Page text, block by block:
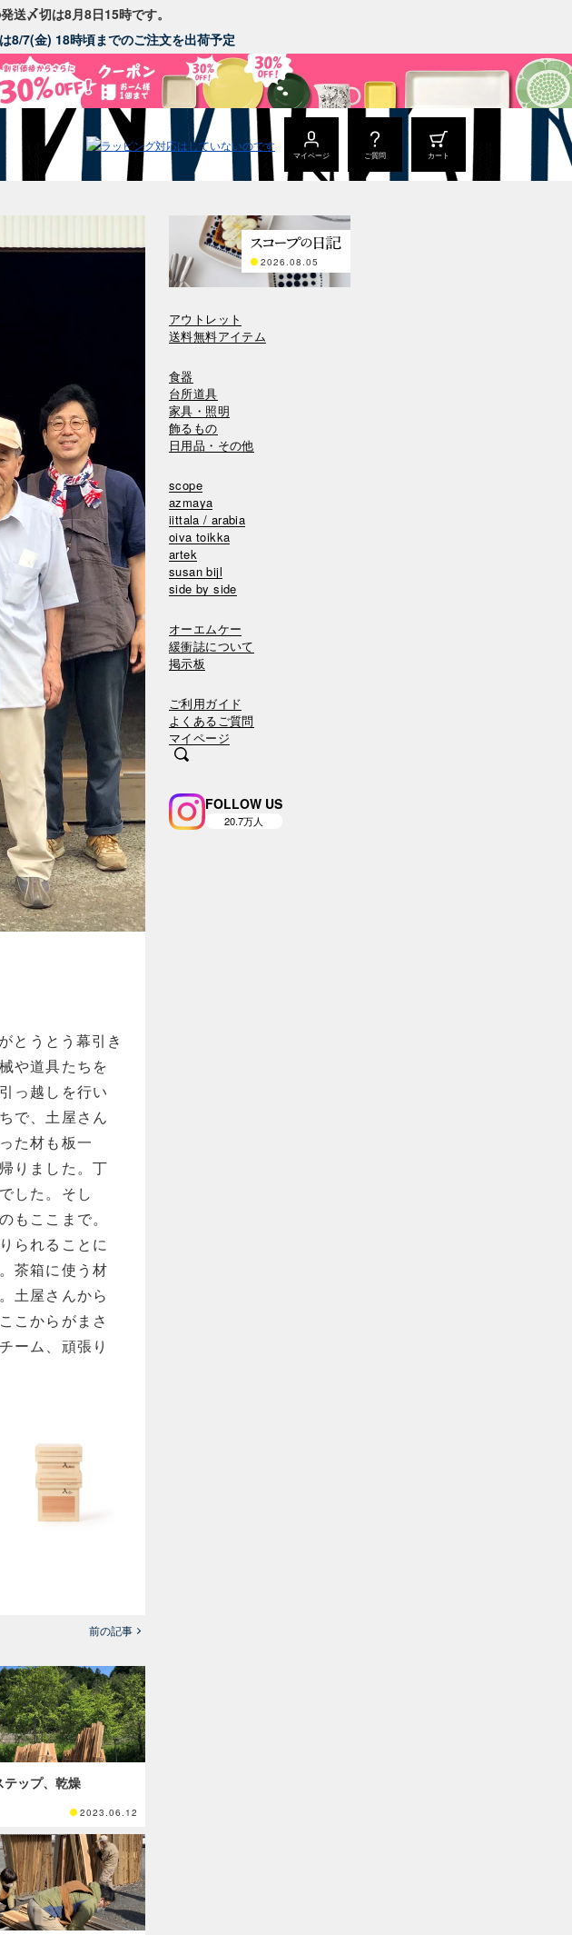
送〆切は8月8日15時です。
8/7(金) 18時頃までのご注文を出荷予定
マイページ ご質問 カート
とうとう幕引き
や道具たちを
っ越しを行い
で、土屋さん
た材も板一
りました。丁
した。そし
もここまで。
られることに
茶箱に使う材
土屋さんから
こからがまさ
ーム、頑張り
前の記事
テップ、乾燥
2023.06.12
2026.08.05
アウトレット
送料無料アイテム
食器
台所道具
家具・照明
飾るもの
日用品・その他
scope
azmaya
iittala / arabia
oiva toikka
artek
susan bijl
side by side
オーエムケー
緩衝誌について
掲示板
ご利用ガイド
よくあるご質問
マイページ
FOLLOW US